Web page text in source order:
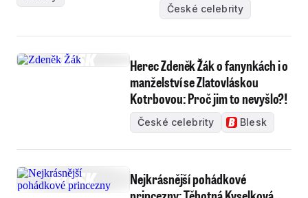
České celebrity
Herec Zdeněk Žák o fanynkách i o
manželství se Zlatovláskou
Kotrbovou: Proč jim to nevyšlo?!
České celebrity Blesk
Nejkrásnější pohádkové